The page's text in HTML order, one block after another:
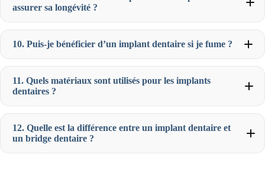
assurer sa longévité ?
10. Puis-je bénéficier d’un implant dentaire si je fume ?
11. Quels matériaux sont utilisés pour les implants
dentaires ?
12. Quelle est la différence entre un implant dentaire et
un bridge dentaire ?